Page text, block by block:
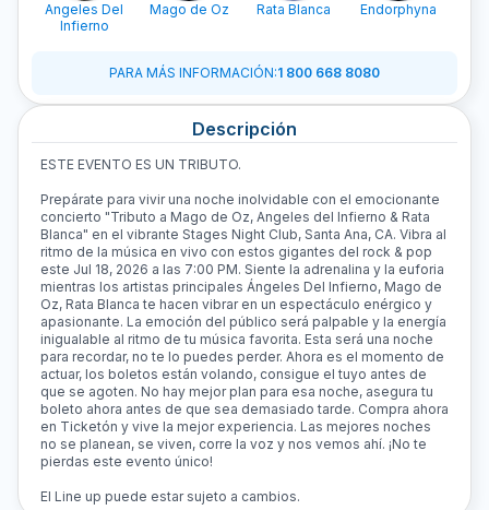
Angeles Del
Infierno
Mago de Oz Rata Blanca Endorphyna
PARA MÁS INFORMACIÓN:1 800 668 8080
Descripción
ESTE EVENTO ES UN TRIBUTO.
Prepárate para vivir una noche inolvidable con el emocionante
concierto "Tributo a Mago de Oz, Angeles del Infierno & Rata
Blanca" en el vibrante Stages Night Club, Santa Ana, CA. Vibra al
ritmo de la música en vivo con estos gigantes del rock & pop
este Jul 18, 2026 a las 7:00 PM. Siente la adrenalina y la euforia
mientras los artistas principales Ángeles Del Infierno, Mago de
Oz, Rata Blanca te hacen vibrar en un espectáculo enérgico y
apasionante. La emoción del público será palpable y la energía
inigualable al ritmo de tu música favorita. Esta será una noche
para recordar, no te lo puedes perder. Ahora es el momento de
actuar, los boletos están volando, consigue el tuyo antes de
que se agoten. No hay mejor plan para esa noche, asegura tu
boleto ahora antes de que sea demasiado tarde. Compra ahora
en Ticketón y vive la mejor experiencia. Las mejores noches
no se planean, se viven, corre la voz y nos vemos ahí. ¡No te
pierdas este evento único!
El Line up puede estar sujeto a cambios.